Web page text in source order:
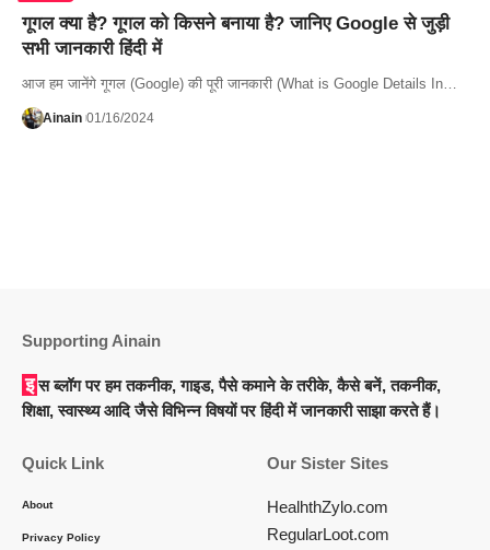
गूगल क्या है? गूगल को किसने बनाया है? जानिए Google से जुड़ी
सभी जानकारी हिंदी में
आज हम जानेंगे गूगल (Google) की पूरी जानकारी (What is Google Details In…
Ainain 01/16/2024
Supporting Ainain
इस ब्लॉग पर हम तकनीक, गाइड, पैसे कमाने के तरीके, कैसे बनें, तकनीक,
शिक्षा, स्वास्थ्य आदि जैसे विभिन्न विषयों पर हिंदी में जानकारी साझा करते हैं।
Quick Link
About
Privacy Policy
Our Sister Sites
HealhthZylo.com
RegularLoot.com